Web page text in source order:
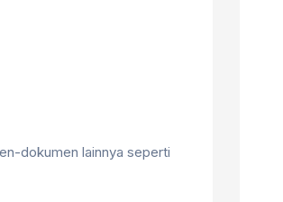
dokumen lainnya seperti